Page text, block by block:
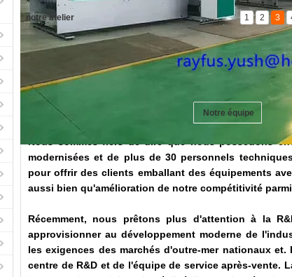
1 2 3
notre atelier
Intruduction Notre équipe
Nous sommes fiers de dire que nous possédons
modernisées et de plus de 30 personnels
pour offrir des clients emballant des équipements
aussi bien qu'amélioration de notre compétitivité
Récemment, nous prêtons plus d'attention à la
approvisionner au développement moderne de
les exigences des marchés d'outre-mer nationaux
centre de R&D et de l'équipe de service après-vente.